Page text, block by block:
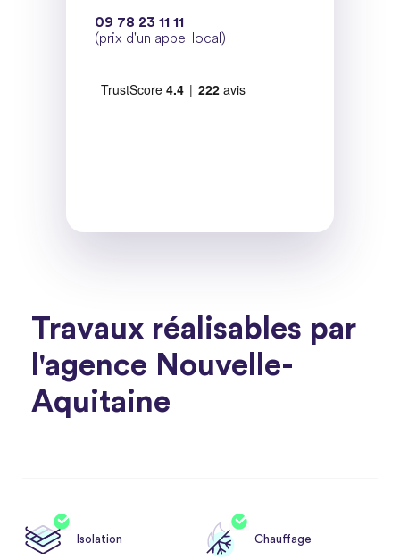
09 78 23 11 11
(prix d'un appel local)
Travaux réalisables par
l'agence Nouvelle-
Aquitaine
Isolation Chauffage